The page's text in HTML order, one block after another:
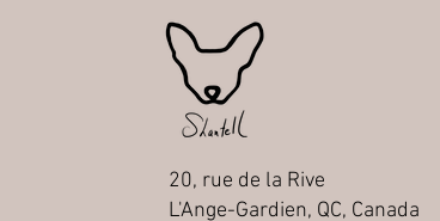
20, rue de la Rive
L'Ange-Gardien, QC, Canada